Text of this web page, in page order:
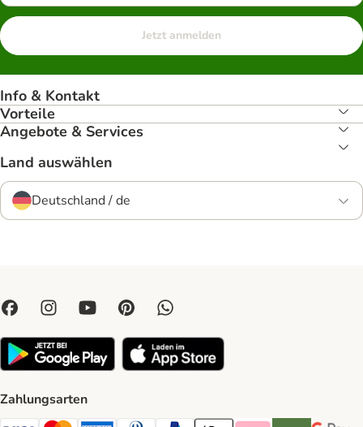
Jetzt anmelden
Info & Kontakt
Vorteile
Angebote & Services
Land auswählen
Deutschland / de
Zahlungsarten